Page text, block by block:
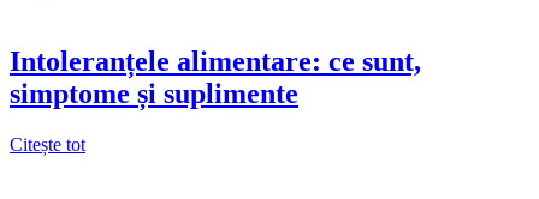
Intoleranțele alimentare: ce sunt,
simptome și suplimente
Citește tot